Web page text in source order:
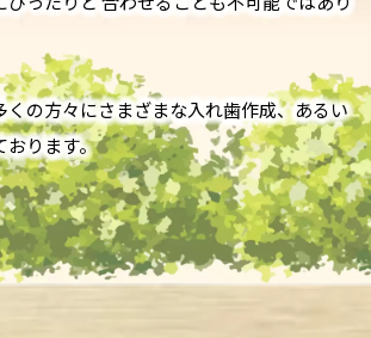
くの方々にさまざまな入れ歯作成、あるい
おります。